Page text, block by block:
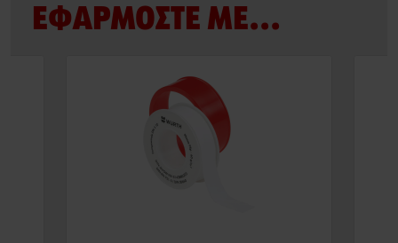
ΕΦΑΡΜΟΣΤΕ ΜΕ...